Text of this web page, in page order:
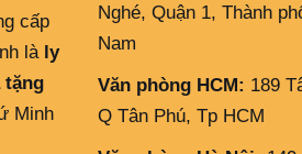
cấp
là ly
tặng
Minh
Nghé, Quận 1, Thành
Nam
Văn phòng HCM: 189
Q Tân Phú, Tp HCM